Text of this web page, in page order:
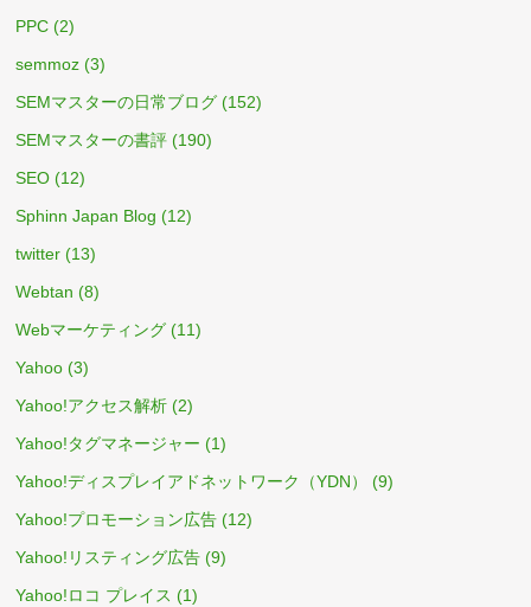
PPC (2)
semmoz (3)
SEMマスターの日常ブログ (152)
SEMマスターの書評 (190)
SEO (12)
Sphinn Japan Blog (12)
twitter (13)
Webtan (8)
Webマーケティング (11)
Yahoo (3)
Yahoo!アクセス解析 (2)
Yahoo!タグマネージャー (1)
Yahoo!ディスプレイアドネットワーク（YDN）
(9)
Yahoo!プロモーション広告 (12)
Yahoo!リスティング広告 (9)
Yahoo!ロコ プレイス (1)